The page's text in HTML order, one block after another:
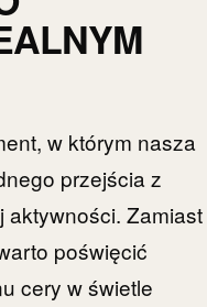
w którym nasza
przejścia z
aktywności. Zamiast
poświęcić
cery w świetle